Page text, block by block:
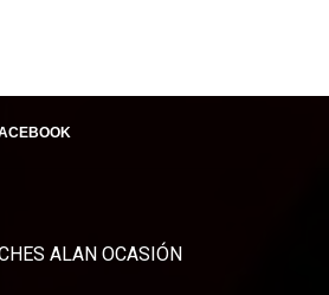
ALAN OCASIÓN